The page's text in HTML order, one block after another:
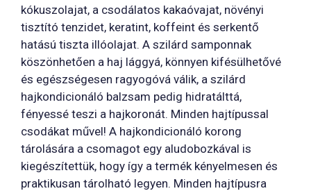
kókuszolajat, a csodálatos kakaóvajat, növényi
tisztító tenzidet, keratint, koffeint és serkentő
hatású tiszta illóolajat. A szilárd samponnak
köszönhetően a haj lággyá, könnyen kifésülhetővé
és egészségesen ragyogóvá válik, a szilárd
hajkondicionáló balzsam pedig hidratálttá,
fényessé teszi a hajkoronát. Minden hajtípussal
csodákat művel! A hajkondicionáló korong
tárolására a csomagot egy aludobozkával is
kiegészítettük, hogy így a termék kényelmesen és
praktikusan tárolható legyen. Minden hajtípusra